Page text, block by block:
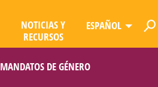
NOTICIAS Y
RECURSOS
ESPAÑOL
MANDATOS DE GÉNERO